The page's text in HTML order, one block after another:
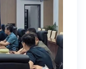
胞的四膜虫、
甲基化酶或去
有关6mA在真